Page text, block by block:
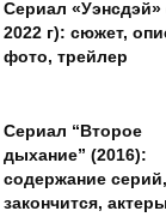
Сериал «Уэнсдэй»
2022 г): сюжет,
фото, трейлер
Сериал “Второе
дыхание” (2016):
содержание
закончится,